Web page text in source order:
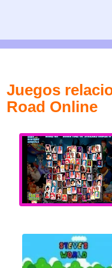
Juegos
Road Online